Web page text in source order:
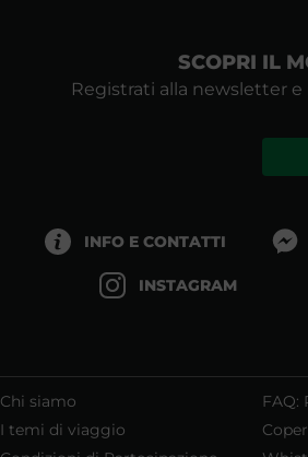
SCOPRI IL
Registrati alla newsletter
INFO E CONTATTI
INSTAGRAM
Chi siamo FAQ:
I temi di viaggio